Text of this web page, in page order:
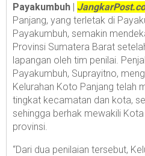
Payakumbuh |
Panjang, yang terletak di
Payakumbuh, semakin
Provinsi Sumatera Barat
lapangan oleh tim penilai.
Payakumbuh, Suprayitno,
Kelurahan Koto Panjang telah
tingkat kecamatan dan kota,
sehingga berhak mewakili
provinsi.
“Dari dua penilaian tersebut,